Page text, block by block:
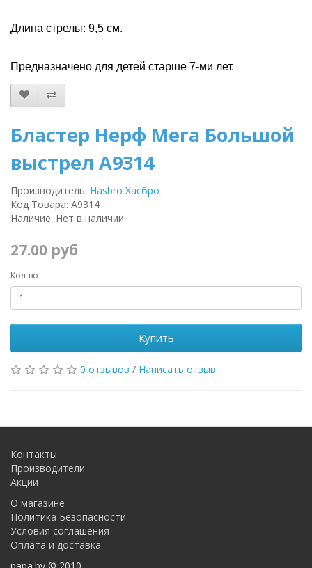
Длина стрелы: 9,5 см.
Предназначено для детей старше 7-ми лет.
Бластер Нерф Мега Большой
выстрел A9314
Производитель: Hasbro Хасбро
Код Товара: A9314
Наличие: Нет в наличии
27.00 руб
Кол-во
Купить
0 отзывов / Написать отзыв
Контакты
Производители
Акции
О магазине
Политика Безопасности
Условия соглашения
Оплата и доставка
papa.by © 2010